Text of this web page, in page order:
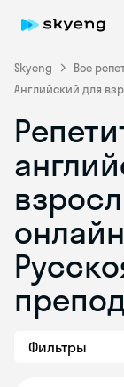
Skyeng Все
Английский для
Фильтры
Skyeng Chat